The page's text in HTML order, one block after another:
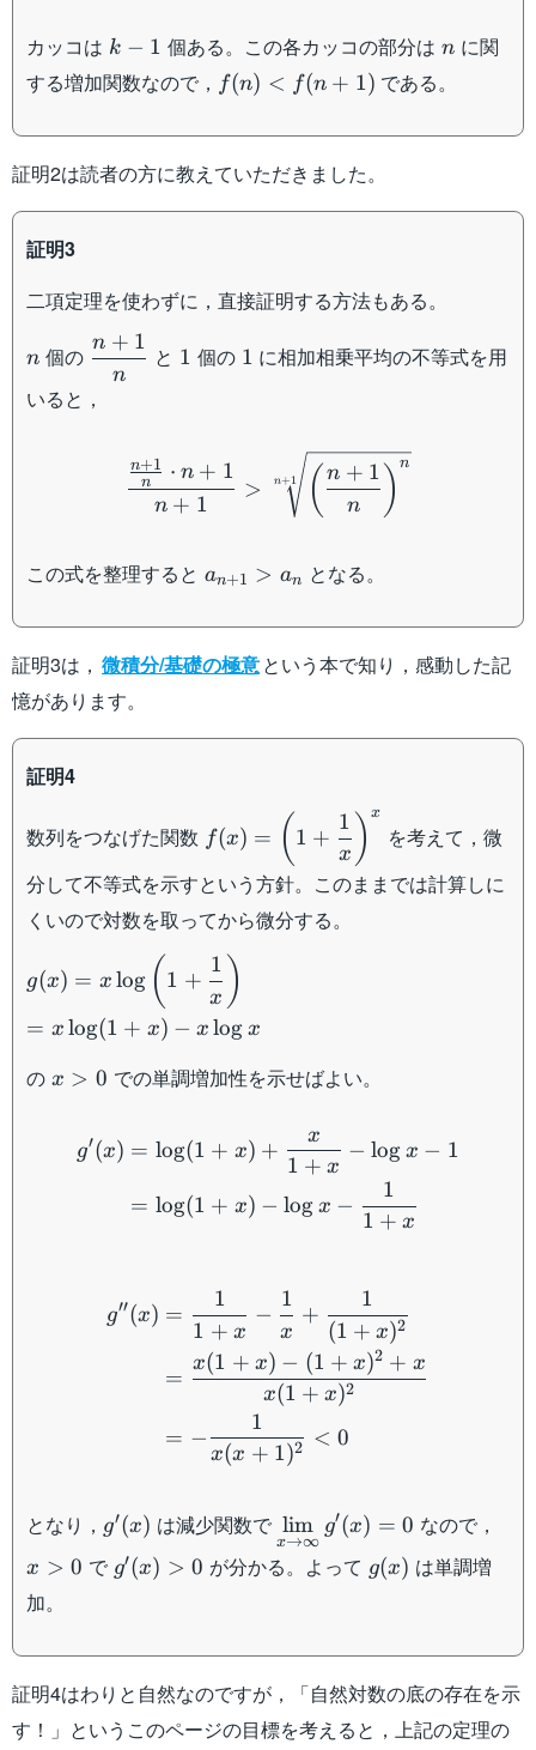
カッコは k-
1
k − 1 個ある。この各カッコの部分は n
nに関
する増加関数なので， f(n) <
f(n) < f(n + 1) である。
証明2は読者の方に教えていただきました。
証明3
二項定理を使わずに，直接証明する方法もある。
n
n 個の \dfrac{n+1}
{n}
n
n + 1
と 1
1 個の 1
1 に相加相乗平均の不等式を用
いると，
n + 1
n
n+1 ⋅ n + 1
> n+1 ( n
n + 1 ) n
この式を整理すると a_{n+1}
an+1 > an となる。
証明3は， 微積分/基礎の極意という本で知り，感動した記
憶があります。
証明4
数列をつなげた関数
f(x)=\left(1+\dfrac{1}
{x} \right)^x
f(x) = ( 1 +
x
1 ) x
を考えて，微
分して不等式を示すという方針。このままでは計算しに
くいので対数を取ってから微分する。
g(x)=x\log\left(1+\dfrac{1}
{x} \right)\\ =x\log(1+x)-
x\log x
g(x) = x log ( 1 +
x
1 )
= x log(1 + x) − x log x
の x
x > 0 での単調増加性を示せばよい。
\begin{aligned}
g′(x) = log(1 + x) +
1 + x
x
− log x − 1
= log(1 + x) − log x −
1 + x
1
\begin{aligned}
g′′(x) =
1 + x
1
−
x
1
+
(1 + x)2
1
=
x(1 + x)2
x(1 + x) − (1 + x)2 + x
= −
x(x + 1)2
1
< 0
となり， g'(x)
g′(x) は減少関数で
x→∞
lim g′(x) = 0 なので，
x > 0 で g'(x)
g′(x) > 0 が分かる。よって g(x)
g(x) は単調増
加。
証明4はわりと自然なのですが，「自然対数の底の存在を示
す！」というこのページの目標を考えると，上記の定理の